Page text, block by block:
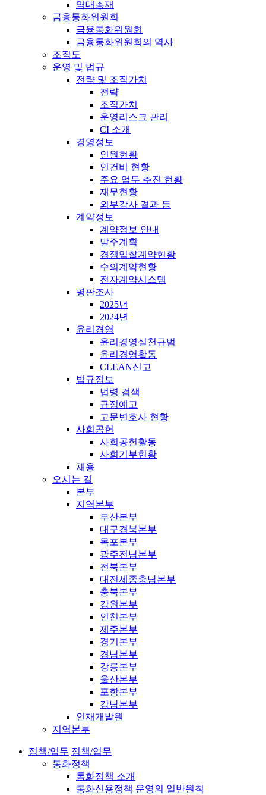
역대총재
금융통화위원회
금융통화위원회
금융통화위원회의 역사
조직도
운영 및 법규
전략 및 조직가치
전략
조직가치
운영리스크 관리
CI 소개
경영정보
인원현황
인건비 현황
주요 업무 추진 현황
재무현황
외부감사 결과 등
계약정보
계약정보 안내
발주계획
경쟁입찰계약현황
수의계약현황
전자계약시스템
평판조사
2025년
2024년
윤리경영
윤리경영실천규범
윤리경영활동
CLEAN신고
법규정보
법령 검색
규정예고
고문변호사 현황
사회공헌
사회공헌활동
사회기부현황
채용
오시는 길
본부
지역본부
부산본부
대구경북본부
목포본부
광주전남본부
전북본부
대전세종충남본부
충북본부
강원본부
인천본부
제주본부
경기본부
경남본부
강릉본부
울산본부
포항본부
강남본부
인재개발원
지역본부
정책/업무 정책/업무
통화정책
통화정책 소개
통화신용정책 운영의 일반원칙